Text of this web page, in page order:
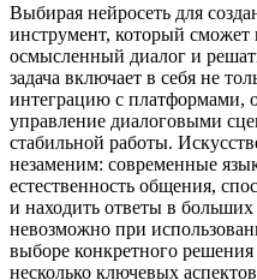
Выбирая нейросеть для
инструмент, который сможет
осмысленный диалог и
задача включает в себя не
интеграцию с платформами,
управление диалоговыми
стабильной работы.
незаменим: современные
естественность общения,
и находить ответы в
невозможно при
выборе конкретного
несколько ключевых